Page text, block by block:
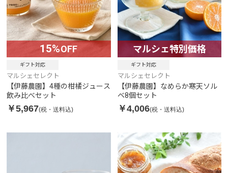
15%OFF
ギフト対応
マルシェセレクト
【伊藤農園】4種の柑橘ジュース
飲み比べセット
￥5,967(税・送料込)
マルシェ特別価格
ギフト対応
マルシェセレクト
【伊藤農園】なめらか寒天ソル
ベ8個セット
￥4,006(税・送料込)